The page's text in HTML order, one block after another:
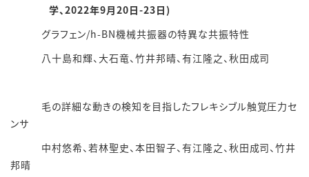
学、2022年9月20日-23日)
グラフェン/h-BN機械共振器の特異な共振特性
八十島和輝、大石竜、竹井邦晴、有江隆之、秋田成司
毛の詳細な動きの検知を目指したフレキシブル触覚圧力セ
ンサ
中村悠希、若林聖史、本田智子、有江隆之、秋田成司、竹井
邦晴